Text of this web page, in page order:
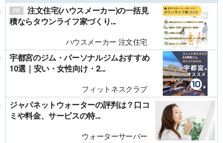
注文住宅(ハウスメーカー)の一括見
積ならタウンライフ家づくり...
ハウスメーカー 注文住宅
宇都宮のジム・パーソナルジムおすすめ
10選｜安い・女性向け・2...
フィットネスクラブ
ジャパネットウォーターの評判は？口コ
ミや料金、サービスの特...
ウォーターサーバー